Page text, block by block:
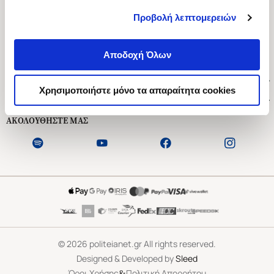
Προβολή λεπτομερειών
Αποδοχή Όλων
Χρησιμοποιήστε μόνο τα απαραίτητα cookies
Ασκληπιού 1-3, Αθήνα 106 79
Δευτέρα - Παρασκευή 09:00-21:00
Εξυπηρέτηση Πελατών
ΑΚΟΛΟΥΘΗΣΤΕ ΜΑΣ
©2026 politeianet.gr All rights reserved.
Designed & Developed bySleed